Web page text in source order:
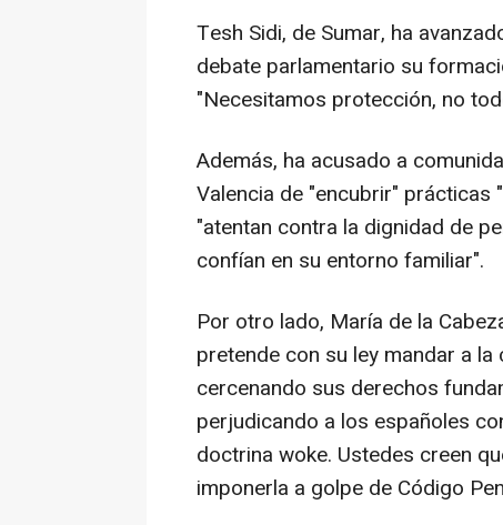
Tesh Sidi, de Sumar, ha
debate parlamentario su
"Necesitamos protección, no
Además, ha acusado a
Valencia de "encubrir" prácticas
"atentan contra la dignidad de
confían en su entorno familiar".
Por otro lado, María de la
pretende con su ley mandar a
cercenando sus derechos
perjudicando a los españoles
doctrina woke. Ustedes creen
imponerla a golpe de Código